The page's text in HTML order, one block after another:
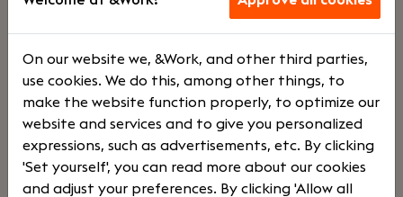
Voltij
d
Bonus
systee
m
On our website we, &Work, and other third parties,
use cookies. We do this, among other things, to
make the website function properly, to optimize our
website and services and to give you personalized
expressions, such as advertisements, etc. By clicking
'Set yourself', you can read more about our cookies
and adjust your preferences. By clicking 'Allow all